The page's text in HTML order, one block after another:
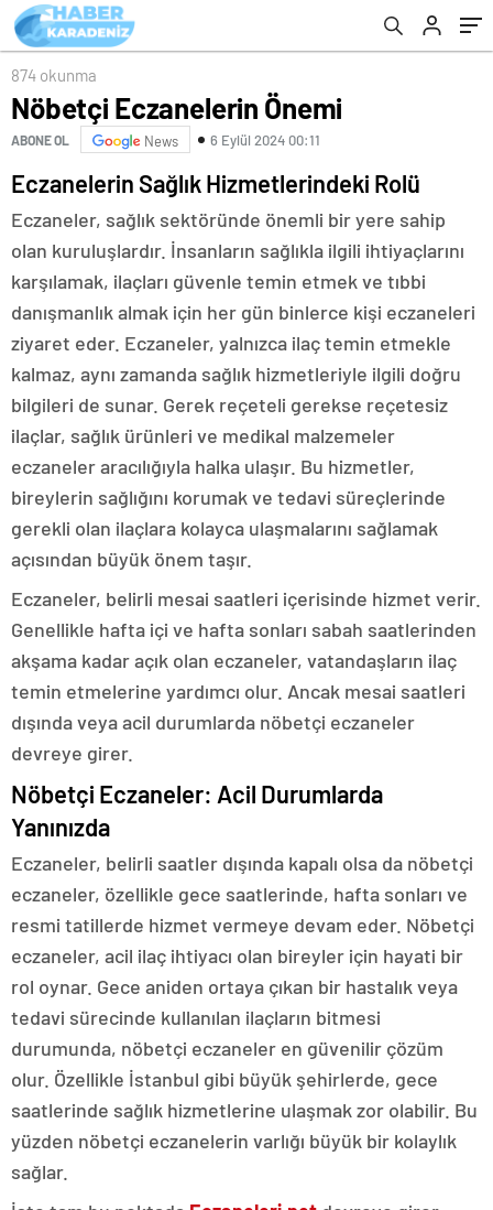
874 okunma
Nöbetçi Eczanelerin Önemi
ABONE OL News 6 Eylül 2024 00:11
Eczanelerin Sağlık Hizmetlerindeki Rolü
Eczaneler, sağlık sektöründe önemli bir yere sahip
olan kuruluşlardır. İnsanların sağlıkla ilgili ihtiyaçlarını
karşılamak, ilaçları güvenle temin etmek ve tıbbi
danışmanlık almak için her gün binlerce kişi eczaneleri
ziyaret eder. Eczaneler, yalnızca ilaç temin etmekle
kalmaz, aynı zamanda sağlık hizmetleriyle ilgili doğru
bilgileri de sunar. Gerek reçeteli gerekse reçetesiz
ilaçlar, sağlık ürünleri ve medikal malzemeler
eczaneler aracılığıyla halka ulaşır. Bu hizmetler,
bireylerin sağlığını korumak ve tedavi süreçlerinde
gerekli olan ilaçlara kolayca ulaşmalarını sağlamak
açısından büyük önem taşır.
Eczaneler, belirli mesai saatleri içerisinde hizmet verir.
Genellikle hafta içi ve hafta sonları sabah saatlerinden
akşama kadar açık olan eczaneler, vatandaşların ilaç
temin etmelerine yardımcı olur. Ancak mesai saatleri
dışında veya acil durumlarda nöbetçi eczaneler
devreye girer.
Nöbetçi Eczaneler: Acil Durumlarda
Yanınızda
Eczaneler, belirli saatler dışında kapalı olsa da nöbetçi
eczaneler, özellikle gece saatlerinde, hafta sonları ve
resmi tatillerde hizmet vermeye devam eder. Nöbetçi
eczaneler, acil ilaç ihtiyacı olan bireyler için hayati bir
rol oynar. Gece aniden ortaya çıkan bir hastalık veya
tedavi sürecinde kullanılan ilaçların bitmesi
durumunda, nöbetçi eczaneler en güvenilir çözüm
olur. Özellikle İstanbul gibi büyük şehirlerde, gece
saatlerinde sağlık hizmetlerine ulaşmak zor olabilir. Bu
yüzden nöbetçi eczanelerin varlığı büyük bir kolaylık
sağlar.